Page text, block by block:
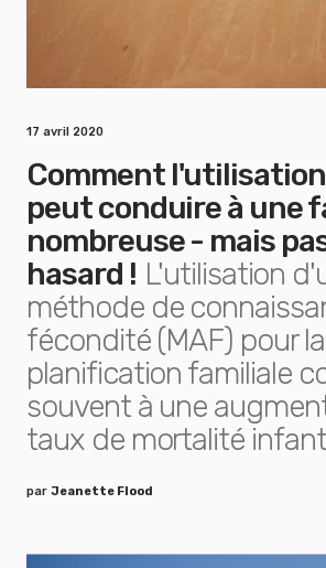
17 avril 2020
Comment l'utilisation
peut conduire à une
nombreuse - mais
hasard ! L'utilisation
méthode de
fécondité (MAF) pour la
planification familiale
souvent à une
taux de mortalité
par Jeanette Flood